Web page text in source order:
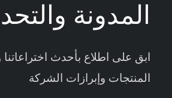
المدونة
ابق على اطلاع بأحدث
المنتجات وإبرازات الشركة